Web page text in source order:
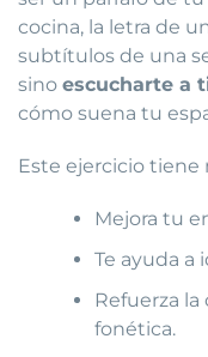
cocina, la letra de
subtítulos de una
sino escucharte a
cómo suena tu
Este ejercicio
Mejora tu
Te ayuda a
Refuerza
fonética.